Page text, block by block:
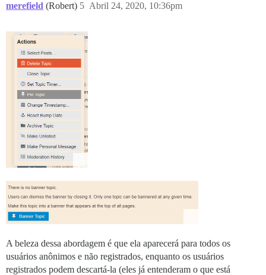
merefield (Robert) Abril 24, 2020, 10:36pm
5
A beleza dessa abordagem é que ela aparecerá para todos os
usuários anônimos e não registrados, enquanto os usuários
registrados podem descartá-la (eles já entenderam o que está